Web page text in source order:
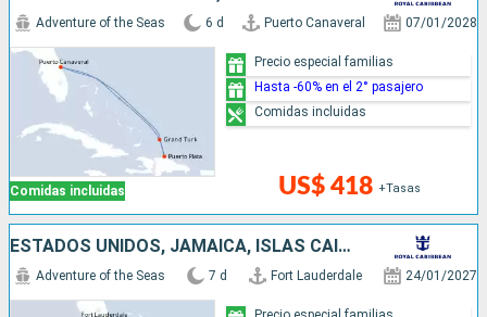
Comidas incluidas
Adventure of the Seas 6 d Puerto Canaveral 07/01/2028
US$ 418 +Tasas
Precio especial familias
Hasta -60% en el 2° pasajero
Comidas incluidas
ESTADOS UNIDOS, JAMAICA, ISLAS CAIMÁN, BAHAMAS
Adventure of the Seas 7 d Fort Lauderdale 24/01/2027